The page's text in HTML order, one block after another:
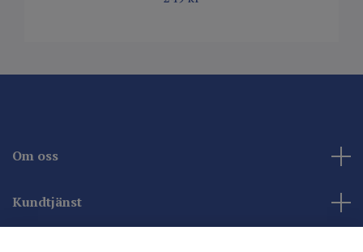
Om oss
Kundtjänst